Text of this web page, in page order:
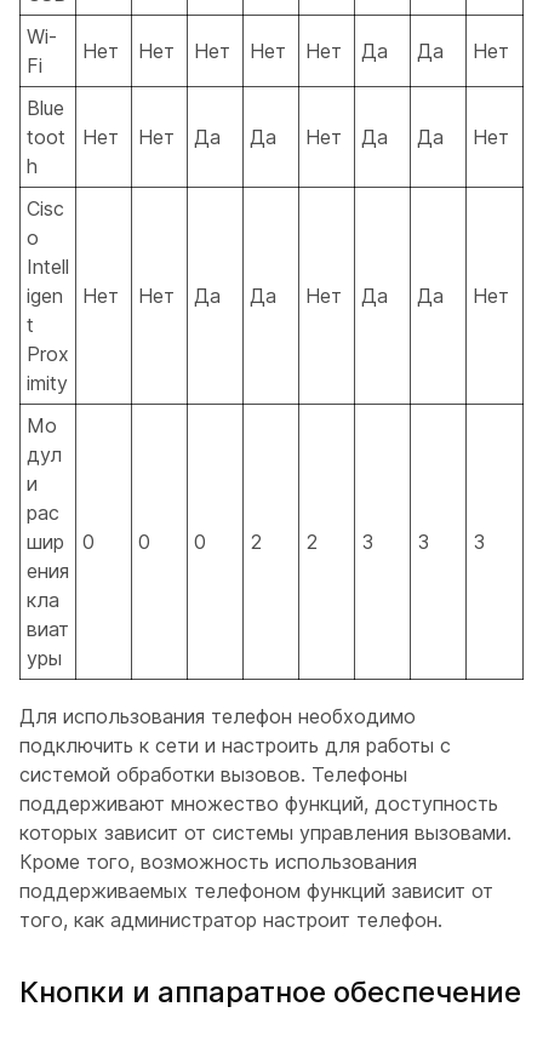
Wi-
Fi
Нет Нет Нет Нет Нет Да Да Нет
Blue
toot
h
Нет Нет Да Да Нет Да Да Нет
Cisc
o
Intell
igen
t
Prox
imity
Нет Нет Да Да Нет Да Да Нет
Мо
дул
и
рас
шир
ения
кла
виат
уры
0 0 0 2 2 3 3 3
Для использования телефон необходимо
подключить к сети и настроить для работы с
системой обработки вызовов. Телефоны
поддерживают множество функций, доступность
которых зависит от системы управления вызовами.
Кроме того, возможность использования
поддерживаемых телефоном функций зависит от
того, как администратор настроит телефон.
Кнопки и аппаратное обеспечение